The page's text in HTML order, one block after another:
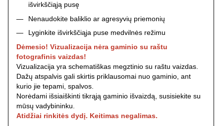
išvirkščiąją pusę
Nenaudokite baliklio ar agresyvių priemonių
Lyginkite išvirkščiąja puse medvilnės režimu
Dėmesio! Vizualizacija nėra gaminio su raštu
fotografinis vaizdas!
Vizualizacija yra schematiškas megztinio su raštu vaizdas.
Dažų atspalvis gali skirtis priklausomai nuo gaminio, ant
kurio jie tepami, spalvos.
Norėdami išsiaiškinti tikrąją gaminio išvaizdą, susisiekite su
mūsų vadybininku.
Atidžiai rinkitės dydį. Keitimas negalimas.